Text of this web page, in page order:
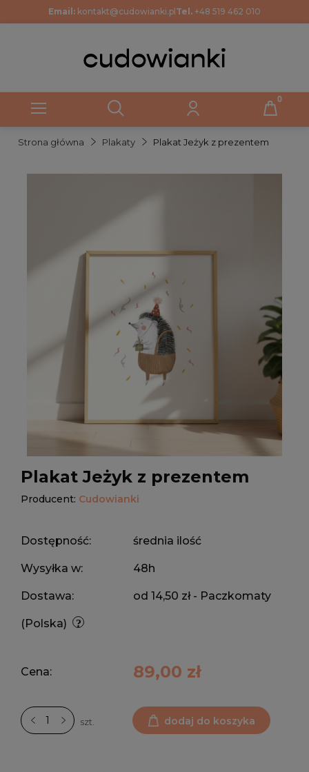
Email: kontakt@cudowianki.pl Tel. +48 519 462 010
Strona główna Plakaty Plakat Jeżyk z prezentem
Plakat Jeżyk z prezentem
Producent: Cudowianki
Dostępność: średnia ilość
Wysyłka w: 48h
Dostawa: od 14,50 zł - Paczkomaty
(Polska)
Cena: 89,00 zł
szt. dodaj do koszyka